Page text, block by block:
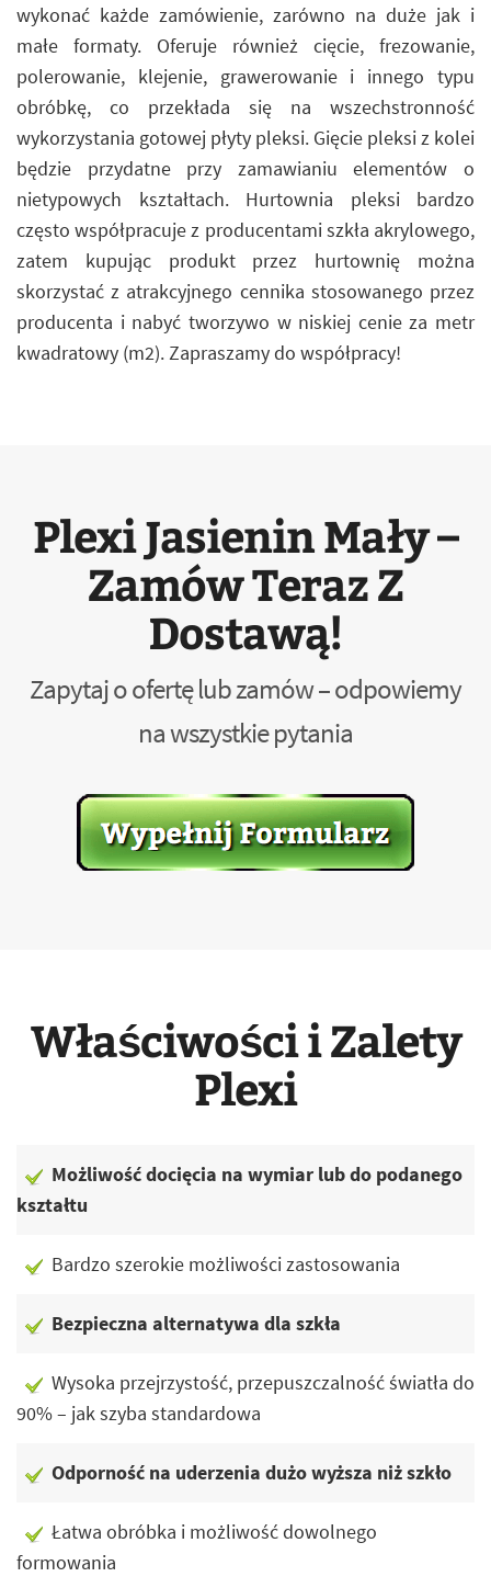
wykonać każde zamówienie, zarówno na duże jak i
małe formaty. Oferuje również cięcie, frezowanie,
polerowanie, klejenie, grawerowanie i innego typu
obróbkę, co przekłada się na wszechstronność
wykorzystania gotowej płyty pleksi. Gięcie pleksi z kolei
będzie przydatne przy zamawianiu elementów o
nietypowych kształtach. Hurtownia pleksi bardzo
często współpracuje z producentami szkła akrylowego,
zatem kupując produkt przez hurtownię można
skorzystać z atrakcyjnego cennika stosowanego przez
producenta i nabyć tworzywo w niskiej cenie za metr
kwadratowy (m2). Zapraszamy do współpracy!
Plexi Jasienin Mały –
Zamów Teraz Z
Dostawą!
Zapytaj o ofertę lub zamów – odpowiemy
na wszystkie pytania
Właściwości i Zalety
Plexi
Możliwość docięcia na wymiar lub do podanego
kształtu
Bardzo szerokie możliwości zastosowania
Bezpieczna alternatywa dla szkła
Wysoka przejrzystość, przepuszczalność światła do
90% – jak szyba standardowa
Odporność na uderzenia dużo wyższa niż szkło
Łatwa obróbka i możliwość dowolnego
formowania